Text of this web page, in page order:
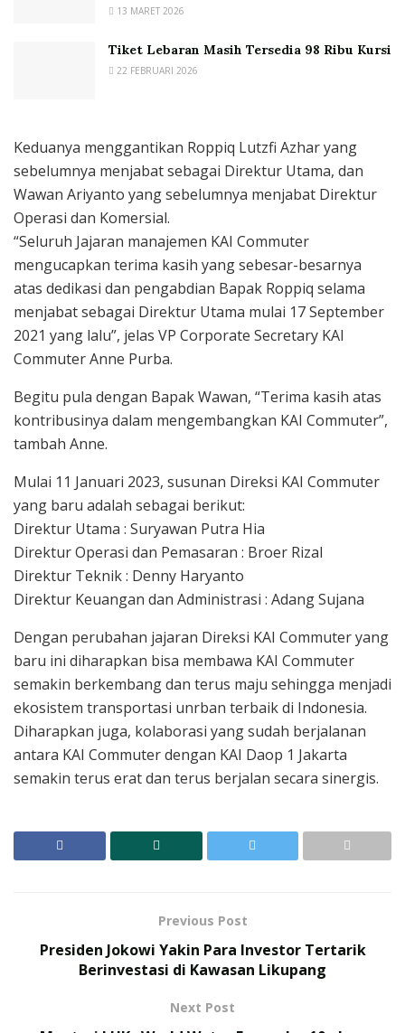
13 MARET 2026
Tiket Lebaran Masih Tersedia 98 Ribu Kursi
22 FEBRUARI 2026
Keduanya menggantikan Roppiq Lutzfi Azhar yang
sebelumnya menjabat sebagai Direktur Utama, dan
Wawan Ariyanto yang sebelumnya menjabat Direktur
Operasi dan Komersial.
“Seluruh Jajaran manajemen KAI Commuter
mengucapkan terima kasih yang sebesar-besarnya
atas dedikasi dan pengabdian Bapak Roppiq selama
menjabat sebagai Direktur Utama mulai 17 September
2021 yang lalu”, jelas VP Corporate Secretary KAI
Commuter Anne Purba.
Begitu pula dengan Bapak Wawan, “Terima kasih atas
kontribusinya dalam mengembangkan KAI Commuter”,
tambah Anne.
Mulai 11 Januari 2023, susunan Direksi KAI Commuter
yang baru adalah sebagai berikut:
Direktur Utama : Suryawan Putra Hia
Direktur Operasi dan Pemasaran : Broer Rizal
Direktur Teknik : Denny Haryanto
Direktur Keuangan dan Administrasi : Adang Sujana
Dengan perubahan jajaran Direksi KAI Commuter yang
baru ini diharapkan bisa membawa KAI Commuter
semakin berkembang dan terus maju sehingga menjadi
ekosistem transportasi unrban terbaik di Indonesia.
Diharapkan juga, kolaborasi yang sudah berjalanan
antara KAI Commuter dengan KAI Daop 1 Jakarta
semakin terus erat dan terus berjalan secara sinergis.
Previous Post
Presiden Jokowi Yakin Para Investor Tertarik
Berinvestasi di Kawasan Likupang
Next Post